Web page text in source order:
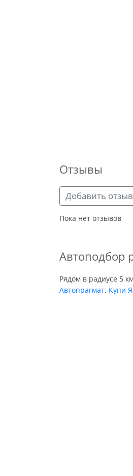
Отзывы
Добавить отзыв
Пока нет отзывов
Автоподбор
Рядом в радиусе 5
Автопрагмат, Купи